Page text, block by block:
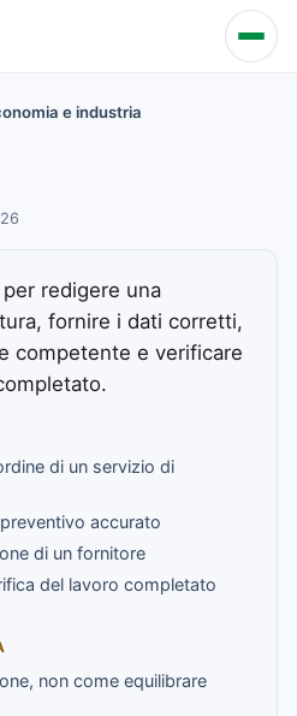
e industria
redigere una
fornire i dati corretti,
competente e verificare
di un servizio di
accurato
di un fornitore
del lavoro completato
non come equilibrare